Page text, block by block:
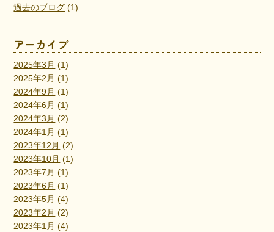
過去のブログ (1)
アーカイブ
2025年3月 (1)
2025年2月 (1)
2024年9月 (1)
2024年6月 (1)
2024年3月 (2)
2024年1月 (1)
2023年12月 (2)
2023年10月 (1)
2023年7月 (1)
2023年6月 (1)
2023年5月 (4)
2023年2月 (2)
2023年1月 (4)